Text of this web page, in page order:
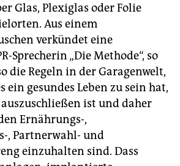
Glas, Plexiglas oder Folie
Aus einem
verkündet eine
Sprecherin „Die Methode“, so
die Regeln in der Garagenwelt,
ein gesundes Leben zu sein hat,
ist und daher
Ernährungs-,
, Partnerwahl- und
einzuhalten sind. Dass